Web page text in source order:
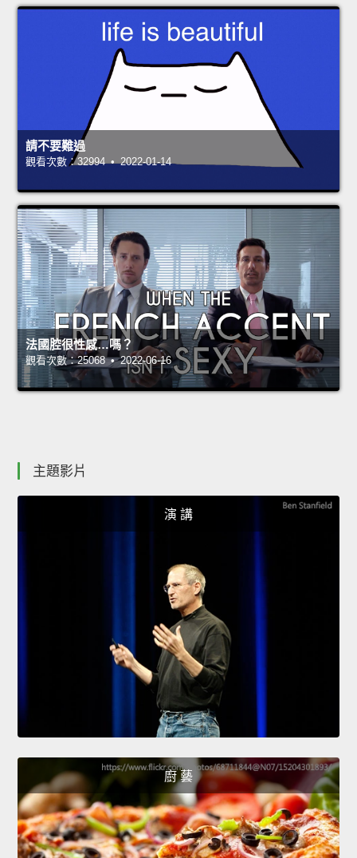
請不要難過
觀看次數：32994 • 2022-01-14
法國腔很性感…嗎？
觀看次數：25068 • 2022-06-16
主題影片
演 講
廚 藝